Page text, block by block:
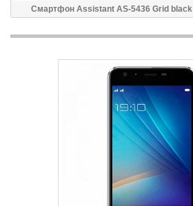
Смартфон Assistant AS-5436 Grid black